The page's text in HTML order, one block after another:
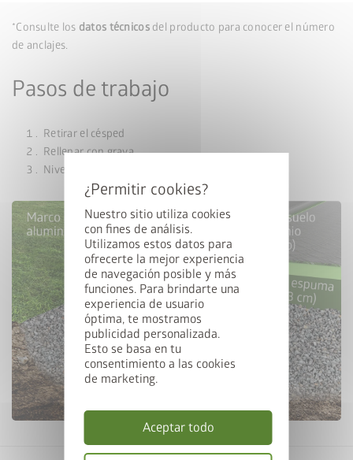
Nuestro sitio utiliza cookies
con fines de análisis.
Utilizamos estos datos para
ofrecerte la mejor experiencia
de navegación posible y más
funciones. Para brindarte una
experiencia de usuario
óptima, te mostramos
publicidad personalizada.
Esto se basa en tu
consentimiento a las cookies
de marketing.
Aceptar todo
*Consulte los datos técnicosdel producto para conocer el número
de anclajes.
Pasos de trabajo
Retirar el césped
Rellenar con grava
Nivelar la grava